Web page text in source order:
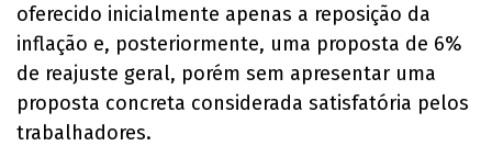
oferecido inicialmente apenas a reposição da
inflação e, posteriormente, uma proposta de 6%
de reajuste geral, porém sem apresentar uma
proposta concreta considerada satisfatória pelos
trabalhadores.